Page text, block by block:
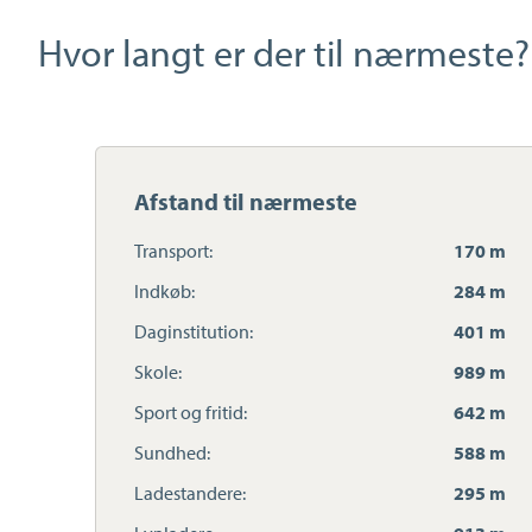
Hvor langt er der til nærmeste?
Afstand til nærmeste
Transport:
170 m
Indkøb:
284 m
Daginstitution:
401 m
Skole:
989 m
Sport og fritid:
642 m
Sundhed:
588 m
Ladestandere:
295 m